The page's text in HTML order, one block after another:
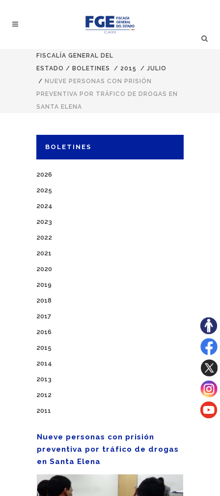
FISCALÍA GENERAL DEL
ESTADO / BOLETINES / 2015 / JULIO
/ NUEVE PERSONAS CON PRISIÓN
PREVENTIVA POR TRÁFICO DE DROGAS EN
SANTA ELENA
BOLETINES
2026
2025
2024
2023
2022
2021
2020
2019
2018
2017
2016
2015
2014
2013
2012
2011
Nueve personas con prisión
preventiva por tráfico de drogas
en Santa Elena